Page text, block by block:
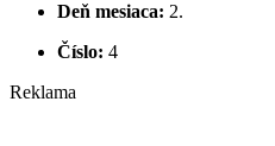
Deň mesiaca: 2.
Číslo: 4
Reklama